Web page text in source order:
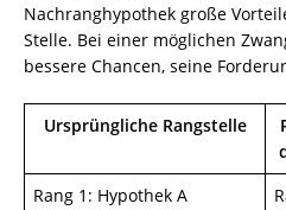
Nachranghypothek große
Stelle. Bei einer möglichen
bessere Chancen, seine
Ursprüngliche Rangstelle
Rang 1: Hypothek A